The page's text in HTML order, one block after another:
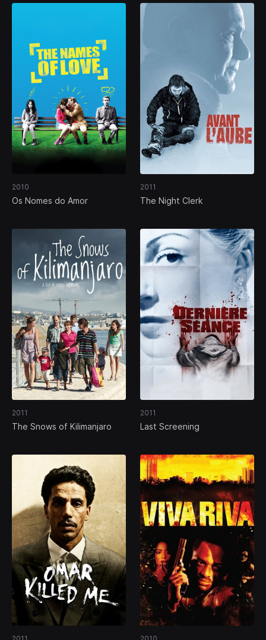
2010
Os Nomes do Amor
2011
The Night Clerk
2011
The Snows of Kilimanjaro
2011
Last Screening